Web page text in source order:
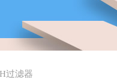
过滤器